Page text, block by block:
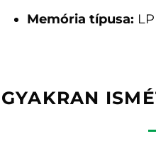
Memória típusa:
GYAKRAN